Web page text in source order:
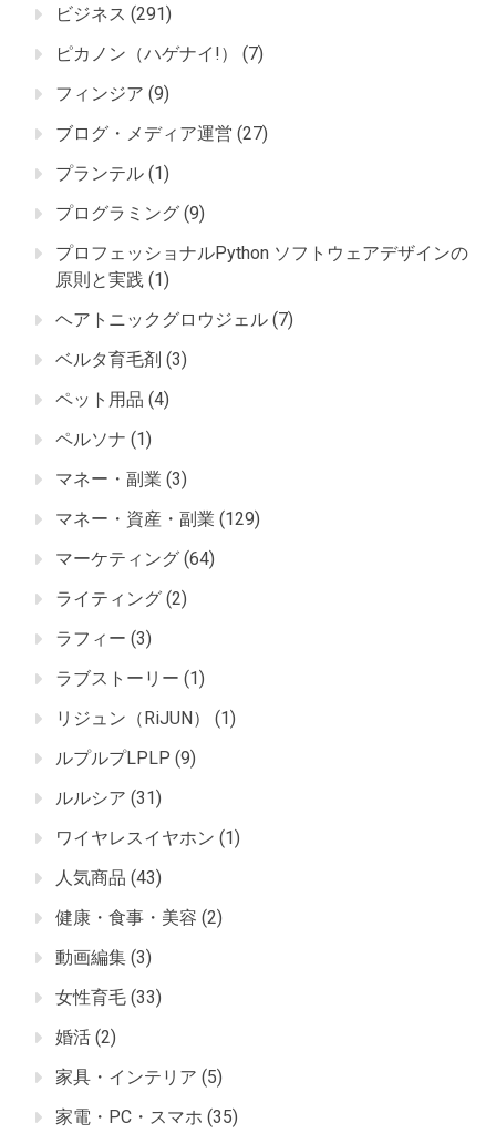
ビジネス (291)
ピカノン（ハゲナイ!）
(7)
フィンジア (9)
ブログ・メディア運営 (27)
プランテル (1)
プログラミング (9)
プロフェッショナルPython ソフトウェアデザインの
原則と実践 (1)
ヘアトニックグロウジェル (7)
ベルタ育毛剤 (3)
ペット用品 (4)
ペルソナ (1)
マネー・副業 (3)
マネー・資産・副業 (129)
マーケティング (64)
ライティング (2)
ラフィー (3)
ラブストーリー (1)
リジュン（RiJUN）
(1)
ルプルプLPLP (9)
ルルシア (31)
ワイヤレスイヤホン (1)
人気商品 (43)
健康・食事・美容 (2)
動画編集 (3)
女性育毛 (33)
婚活 (2)
家具・インテリア (5)
家電・PC・スマホ (35)